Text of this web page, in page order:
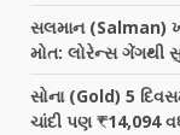
સલમાન (Salman)
મોત: લોરેન્સ ગેંગથી
સોના (Gold) 5
ચાંદી પણ ₹14,094